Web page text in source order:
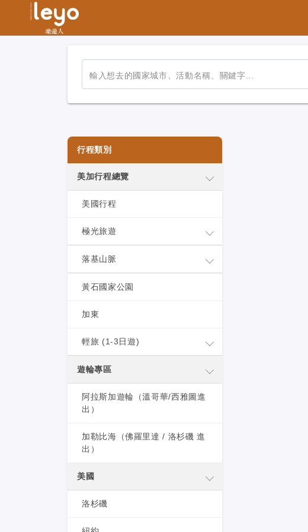
輸入想去的國家城市、活動名稱、關鍵字...
行程類別
美加行程總覽
美國行程
極光旅遊
落基山脈
黃石國家公園
加東
輕旅 (1-3日遊)
遊輪專區
阿拉斯加遊輪（溫哥華/西雅圖進
出）
加勒比海（佛羅里達 / 洛杉磯 進
出）
美國
洛杉磯